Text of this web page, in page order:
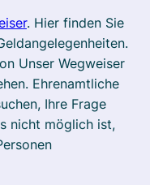
. Hier finden Sie
Unser Wegweiser
Ehrenamtliche
Ihre Frage
nicht möglich ist,